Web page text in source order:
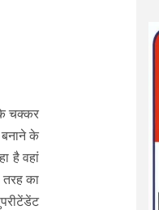
चक्कर
बनाने के
है वहां
का